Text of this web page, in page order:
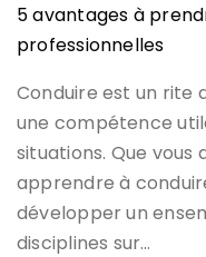
5 avantages à
professionnelles
Conduire est un rite
une compétence
situations. Que vous
apprendre à
développer un
disciplines sur…